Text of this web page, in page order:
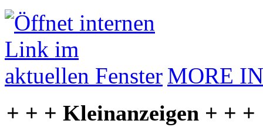
MORE
+ + + Kleinanzeigen + + +